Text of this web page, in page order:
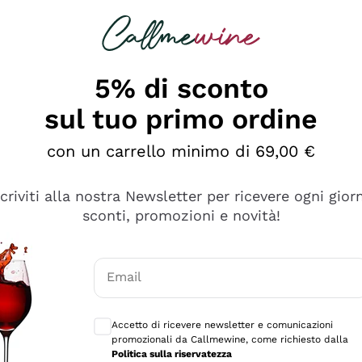
diversi e con un ampio range di prezzo. Le
5% di sconto
sul tuo primo ordine
con un carrello minimo di 69,00 €
alla nostra Newsletter per ricevere ogni
sconti, promozioni e novità!
Email
Accetto di ricevere newsletter e comunicazioni
promozionali da Callmewine, come richiesto dalla
Politica sulla riservatezza